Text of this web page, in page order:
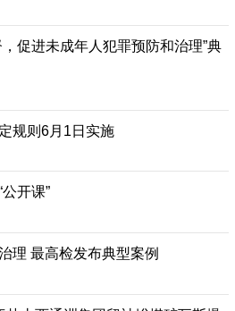
促进未成年人犯罪预防和治理”典
规则6月1日实施
开课”
理 最高检发布典型案例